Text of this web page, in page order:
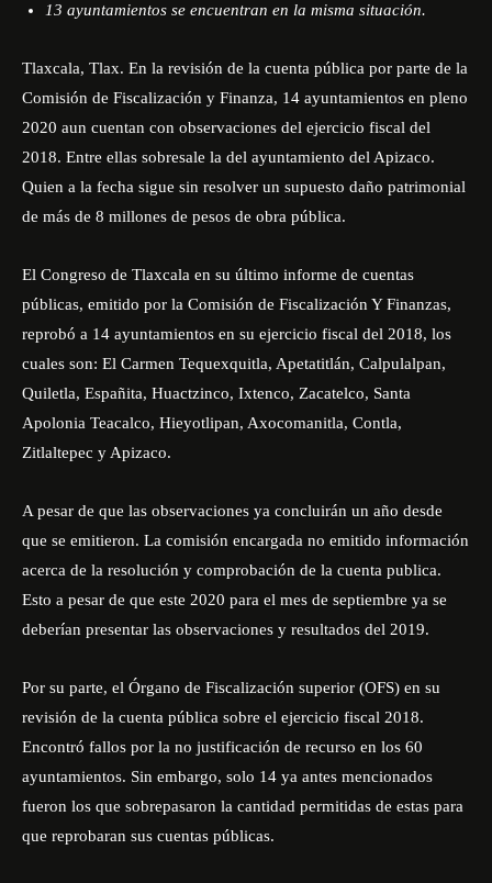
13 ayuntamientos se encuentran en la misma situación.
Tlaxcala, Tlax. En la revisión de la cuenta pública por parte de la
Comisión de Fiscalización y Finanza, 14 ayuntamientos en pleno
2020 aun cuentan con observaciones del ejercicio fiscal del
2018. Entre ellas sobresale la del ayuntamiento del Apizaco.
Quien a la fecha sigue sin resolver un supuesto daño patrimonial
de más de 8 millones de pesos de obra pública.
El Congreso de Tlaxcala en su último informe de cuentas
públicas, emitido por la Comisión de Fiscalización Y Finanzas,
reprobó a 14 ayuntamientos en su ejercicio fiscal del 2018, los
cuales son: El Carmen Tequexquitla, Apetatitlán, Calpulalpan,
Quiletla, Españita, Huactzinco, Ixtenco, Zacatelco, Santa
Apolonia Teacalco, Hieyotlipan, Axocomanitla, Contla,
Zitlaltepec y Apizaco.
A pesar de que las observaciones ya concluirán un año desde
que se emitieron. La comisión encargada no emitido información
acerca de la resolución y comprobación de la cuenta publica.
Esto a pesar de que este 2020 para el mes de septiembre ya se
deberían presentar las observaciones y resultados del 2019.
Por su parte, el Órgano de Fiscalización superior (OFS) en su
revisión de la cuenta pública sobre el ejercicio fiscal 2018.
Encontró fallos por la no justificación de recurso en los 60
ayuntamientos. Sin embargo, solo 14 ya antes mencionados
fueron los que sobrepasaron la cantidad permitidas de estas para
que reprobaran sus cuentas públicas.